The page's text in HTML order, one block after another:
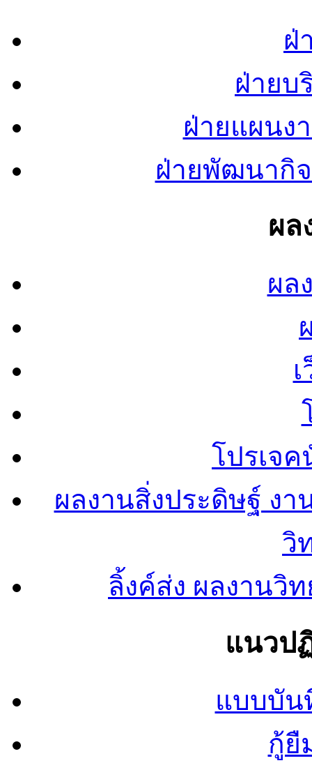
ฝ่
ฝ่ายบ
ฝ่ายแผนง
ฝ่ายพัฒนากิ
ผล
ผล
โปรเจ
ผลงานสิ่งประดิษฐ์ งา
วิ
ลิ้งค์ส่ง ผลงานวิ
แนวป
แบบบัน
กู้ยื